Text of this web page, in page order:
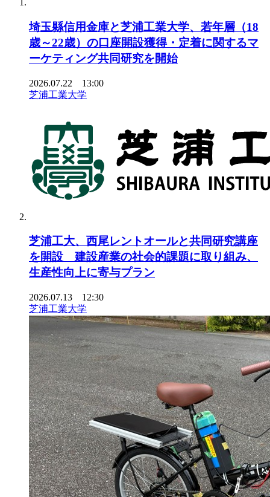
埼玉縣信用金庫と芝浦工業大学、若年層（18
歳～22歳）の口座開設獲得・定着に関するマ
ーケティング共同研究を開始
2026.07.22 13:00
芝浦工業大学
芝浦工大、西尾レントオールと共同研究講座
を開設 建設産業の社会的課題に取り組み、
生産性向上に寄与プラン
2026.07.13 12:30
芝浦工業大学